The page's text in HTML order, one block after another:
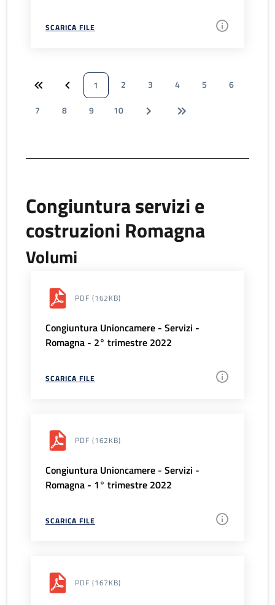
SCARICA FILE
1 2 3 4 5
6
7
8 9 10
Congiuntura servizi e
costruzioni Romagna
Volumi
PDF (162KB)
Congiuntura Unioncamere - Servizi -
Romagna - 2° trimestre 2022
SCARICA FILE
PDF (162KB)
Congiuntura Unioncamere - Servizi -
Romagna - 1° trimestre 2022
SCARICA FILE
PDF (167KB)